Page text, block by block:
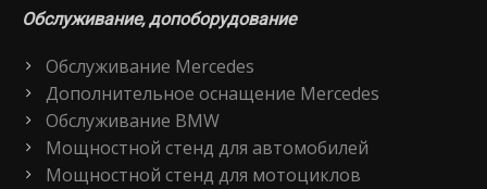
Обслуживание, допоборудование
Обслуживание Mercedes
Дополнительное оснащение Mercedes
Обслуживание BMW
Мощностной стенд для автомобилей
Мощностной стенд для мотоциклов